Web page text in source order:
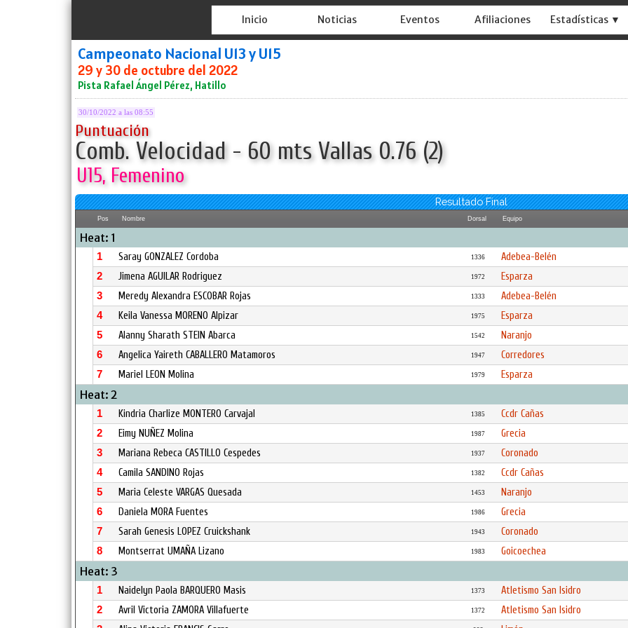
Inicio Noticias Eventos Afiliaciones Estadísticas ▼
Campeonato Nacional U13 y U15
29 y 30 de octubre del 2022
Pista Rafael Ángel Pérez, Hatillo
30/10/2022 a las 08:55
Puntuación
Comb. Velocidad - 60 mts Vallas 0.76 (2)
U15, Femenino
Resultado Final
Pos Nombre Dorsal Equipo
Heat: 1
1 Saray GONZALEZ Cordoba 1336 Adebea-Belén
2 Jimena AGUILAR Rodriguez 1972 Esparza
3 Meredy Alexandra ESCOBAR Rojas 1333 Adebea-Belén
4 Keila Vanessa MORENO Alpizar 1975 Esparza
5 Alanny Sharath STEIN Abarca 1542 Naranjo
6 Angelica Yaireth CABALLERO Matamoros 1947 Corredores
7 Mariel LEON Molina 1979 Esparza
Heat: 2
1 Kindria Charlize MONTERO Carvajal 1385 Ccdr Cañas
2 Eimy NUÑEZ Molina 1987 Grecia
3 Mariana Rebeca CASTILLO Cespedes 1937 Coronado
4 Camila SANDINO Rojas 1382 Ccdr Cañas
5 Maria Celeste VARGAS Quesada 1453 Naranjo
6 Daniela MORA Fuentes 1986 Grecia
7 Sarah Genesis LOPEZ Cruickshank 1943 Coronado
8 Montserrat UMAÑA Lizano 1983 Goicoechea
Heat: 3
1 Naidelyn Paola BARQUERO Masis 1373 Atletismo San Isidro
2 Avril Victoria ZAMORA Villafuerte 1372 Atletismo San Isidro